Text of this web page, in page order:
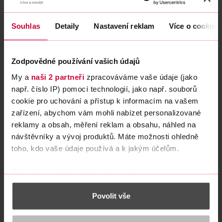
Souhlas Detaily Nastavení reklam Více o cookies
Zodpovědné používání vašich údajů
My a naši 2 partneři zpracováváme vaše údaje (jako
např. číslo IP) pomocí technologií, jako např. souborů
cookie pro uchování a přístup k informacím na vašem
zařízení, abychom vám mohli nabízet personalizované
reklamy a obsah, měření reklam a obsahu, náhled na
návštěvníky a vývoj produktů. Máte možnosti ohledně
toho, kdo vaše údaje používá a k jakým účelům.
Shromažďovali informace o vaší geografické
poloze, které mohou být přesné na několik metrů
Identifikovali vaše zařízení pomocí aktivního
Povolit vše
Začátek kojení – jak na to, aby nebolelo, ale
spojilo vás s miminkem
Kojení – jak na to, aby nebolelo, ale spojilo vás...
Získat aplikaci